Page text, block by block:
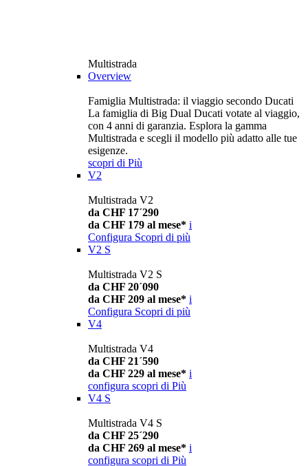
Multistrada
Overview
Famiglia Multistrada: il viaggio secondo Ducati
La famiglia di Big Dual Ducati votate al viaggio,
con 4 anni di garanzia. Esplora la gamma
Multistrada e scegli il modello più adatto alle tue
esigenze.
scopri di Più
V2
Multistrada V2
da CHF 17´290
da CHF 179 al mese* i
Configura Scopri di più
V2 S
Multistrada V2 S
da CHF 20´090
da CHF 209 al mese* i
Configura Scopri di più
V4
Multistrada V4
da CHF 21´590
da CHF 229 al mese* i
configura scopri di Più
V4 S
Multistrada V4 S
da CHF 25´290
da CHF 269 al mese* i
configura scopri di Più